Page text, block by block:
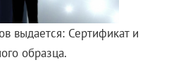
выдается: Сертификат и
образца.